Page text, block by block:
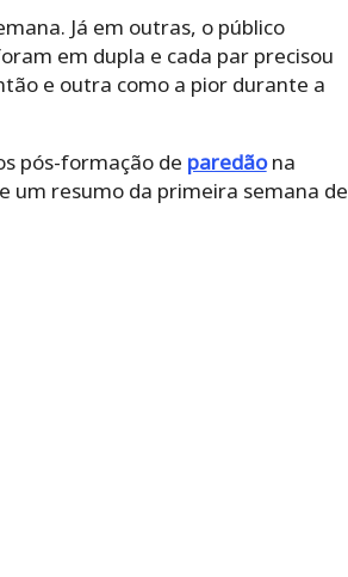
Já em outras, o público
em dupla e cada par precisou
e outra como a pior durante a
pós-formação de paredãona
um resumo da primeira semana de